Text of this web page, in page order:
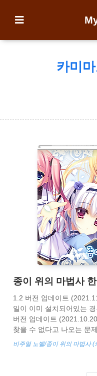
카미
종이 위의 마법사
1.2 버전 업데이트
일이 이미 설치되어있는
버전 업데이트
찾을 수 없다고 나오는 문
한글패치 제작 번역 - 요
키지용 이외에는 작동을
비주얼 노벨/종이 위의 마법사 (